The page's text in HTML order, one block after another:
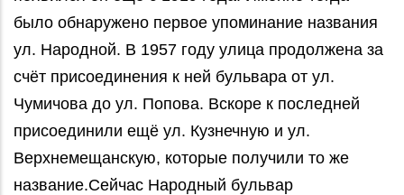
было обнаружено первое упоминание названия
ул. Народной. В 1957 году улица продолжена за
счёт присоединения к ней бульвара от ул.
Чумичова до ул. Попова. Вскоре к последней
присоединили ещё ул. Кузнечную и ул.
Верхнемещанскую, которые получили то же
название.Сейчас Народный бульвар